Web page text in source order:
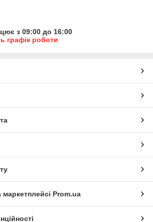
з 09:00 до 16:00
графік роботи
Prom.ua